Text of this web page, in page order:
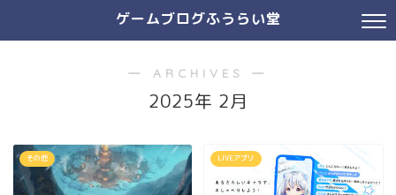
ゲームブログふうらい堂
― ARCHIVES ―
2025年 2月
その他 LIVEアプリ